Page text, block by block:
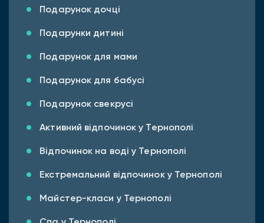
Подарунок дочці
Подарунки дитині
Подарунок для мами
Подарунок для бабусі
Подарунок свекрусі
Активний відпочинок у Тернополі
Відпочинок на воді у Тернополі
Екстремальний відпочинок у Тернополі
Майстер-класи у Тернополі